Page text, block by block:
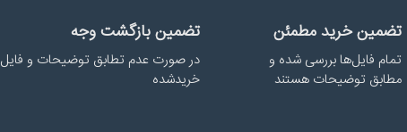
تضمین خرید مطمئن
تمام فایل‌ها بررسی شده و
مطابق توضیحات هستند
تضمین بازگشت وجه
در صورت عدم تطابق توضیحات و فایل
خریدشده